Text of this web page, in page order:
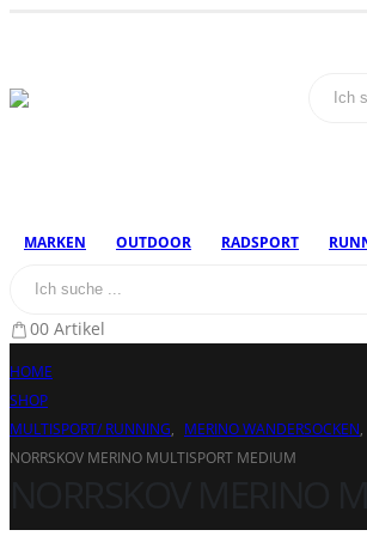
MARKEN OUTDOOR RADSPORT
00 Artikel
HOME
SHOP
MULTISPORT/ RUNNING, MERINO WANDERSOCKEN,
NORRSKOV MERINO MULTISPORT MEDIUM